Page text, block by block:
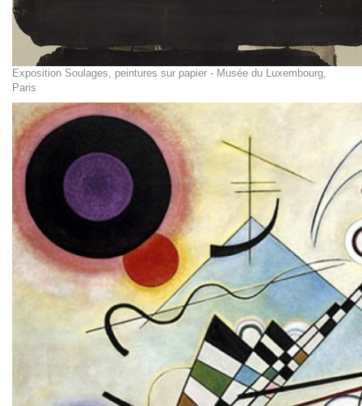
Exposition Soulages, peintures sur papier - Musée du Luxembourg,
Paris